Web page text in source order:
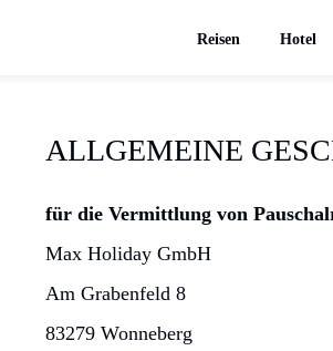
Reisen Hotel
ALLGEMEINE
für die Vermittlung von
Max Holiday GmbH
Am Grabenfeld 8
83279 Wonneberg